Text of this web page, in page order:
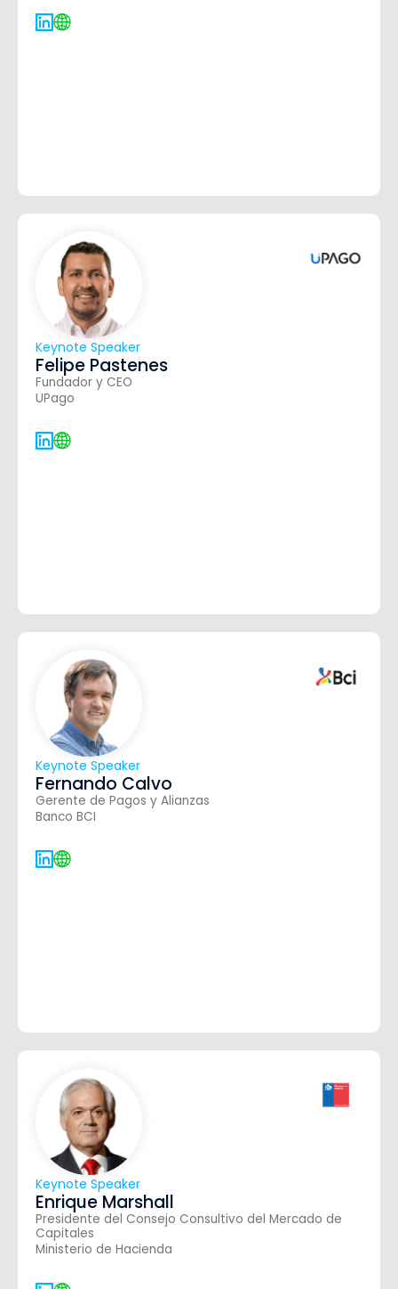
Keynote Speaker
Felipe Pastenes
Fundador y CEO
UPago
Keynote Speaker
Fernando Calvo
Gerente de Pagos y Alianzas
Banco BCI
Keynote Speaker
Enrique Marshall
Presidente del Consejo Consultivo del Mercado de
Capitales
Ministerio de Hacienda